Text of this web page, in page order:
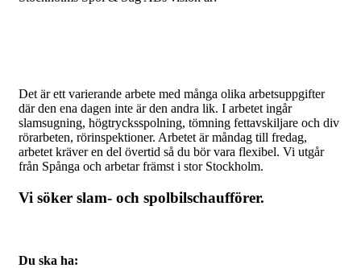
Det är ett varierande arbete med många olika arbetsuppgifter
där den ena dagen inte är den andra lik. I arbetet ingår
slamsugning, högtrycksspolning, tömning fettavskiljare och div
rörarbeten, rörinspektioner. Arbetet är måndag till fredag,
arbetet kräver en del övertid så du bör vara flexibel. Vi utgår
från Spånga och arbetar främst i stor Stockholm.
Vi söker slam- och spolbilschaufförer.
Du ska ha: